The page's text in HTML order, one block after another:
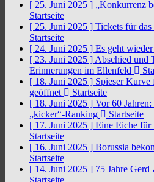
[ 25. Juni 2025 ] „Konkurrenz
Startseite
[ 25. Juni 2025 ] Tickets für
Startseite
[ 24. Juni 2025 ] Es geht
[ 23. Juni 2025 ] Abschied und
Erinnerungen im Ellenfeld
[ 18. Juni 2025 ] Spieser Kurve
geöffnet
Startseite
[ 18. Juni 2025 ] Vor 60
„kicker“-Ranking
Startseite
[ 17. Juni 2025 ] Eine Eiche für
Startseite
[ 16. Juni 2025 ] Borussia
Startseite
[ 14. Juni 2025 ] 75 Jahre
Startseite